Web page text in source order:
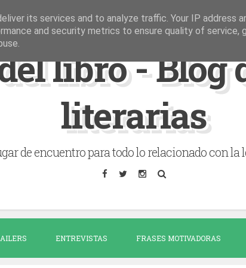
libro - Blog
literarias
de encuentro para todo lo relacionado con la
ENTREVISTAS FRASES MOTIVADORAS
its services and to analyze traffic. Your IP address
and security metrics to ensure quality of service,